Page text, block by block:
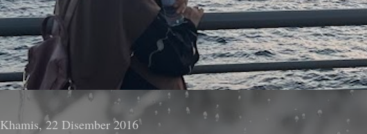
Khamis, 22 Disember 2016